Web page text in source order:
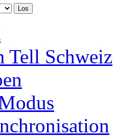
Tell Schweiz